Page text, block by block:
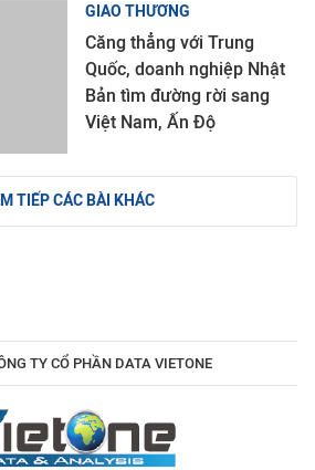
GIAO THƯƠNG
Căng thẳng với Trung
Quốc, doanh nghiệp Nhật
Bản tìm đường rời sang
Việt Nam, Ấn Độ
TIẾP CÁC BÀI KHÁC
TY CỔ PHẦN DATA VIETONE